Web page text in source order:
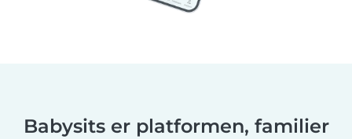
Babysits er platformen, familier